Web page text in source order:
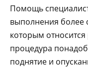
Помощь
выполнения более
которым относится
процедура
поднятие и